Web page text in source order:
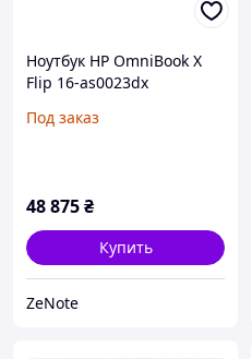
Ноутбук HP OmniBook X
Flip 16-as0023dx
Под заказ
48 875₴
Купить
ZeNote